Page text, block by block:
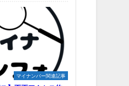
マイナンバー関連記事